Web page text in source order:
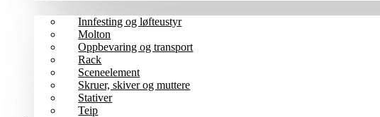
Innfesting og løfteustyr
Molton
Oppbevaring og transport
Rack
Sceneelement
Skruer, skiver og muttere
Stativer
Teip